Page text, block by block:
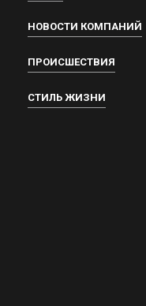
НОВОСТИ КОМПАНИЙ
ПРОИСШЕСТВИЯ
СТИЛЬ ЖИЗНИ